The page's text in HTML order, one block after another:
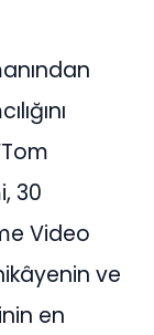
30
Video
ve
en